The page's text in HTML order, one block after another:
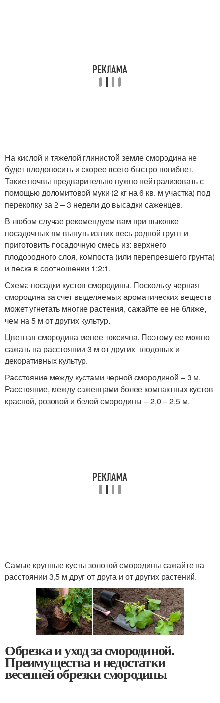
На кислой и тяжелой глинистой земле смородина не
будет плодоносить и скорее всего быстро погибнет.
Такие почвы предварительно нужно нейтрализовать с
помощью доломитовой муки (2 кг на 6 кв. м участка) под
перекопку за 2 – 3 недели до высадки саженцев.
В любом случае рекомендуем вам при выкопке
посадочных ям вынуть из них весь родной грунт и
приготовить посадочную смесь из: верхнего
плодородного слоя, компоста (или перепревшего грунта)
и песка в соотношении 1:2:1.
Схема посадки кустов смородины. Поскольку черная
смородина за счет выделяемых ароматических веществ
может угнетать многие растения, сажайте ее не ближе,
чем на 5 м от других культур.
Цветная смородина менее токсична. Поэтому ее можно
сажать на расстоянии 3 м от других плодовых и
декоративных культур.
Расстояние между кустами черной смородиной – 3 м.
Расстояние, между саженцами более компактных кустов
красной, розовой и белой смородины – 2,0 – 2,5 м.
Самые крупные кусты золотой смородины сажайте на
расстоянии 3,5 м друг от друга и от других растений.
Обрезка и уход за смородиной.
Преимущества и недостатки
весенней обрезки смородины